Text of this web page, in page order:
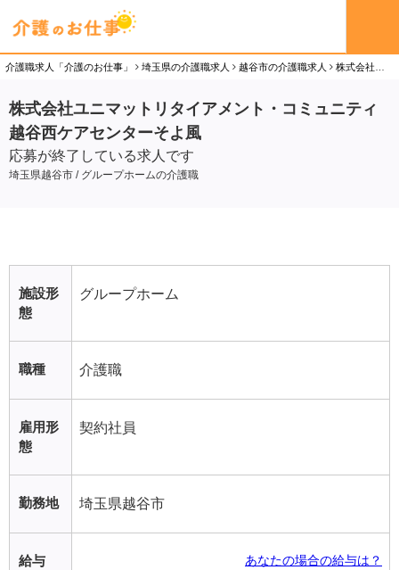
介護職求人「介護のお仕事」 埼玉県の介護職求人 越谷市の介護職求人 株式会社ユニマットリタイアメント・コミュニティ 越谷西ケアセンターそよ風の介護職（契約社員）求人
株式会社ユニマットリタイアメント・コミュニティ
越谷西ケアセンターそよ風
応募が終了している求人です
埼玉県越谷市 / グループホームの介護職
施設形
態
グループホーム
職種 介護職
雇用形
態
契約社員
勤務地 埼玉県越谷市
給与 あなたの場合の給与は？